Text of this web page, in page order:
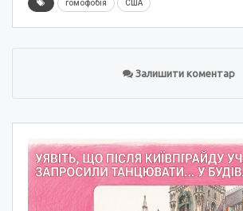
гомофобія США
Залишити коментар